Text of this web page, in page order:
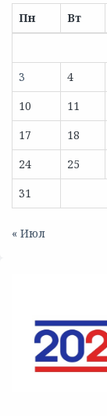
Пн Вт
3
4
10
11
17
18
24
25
31
« Июл